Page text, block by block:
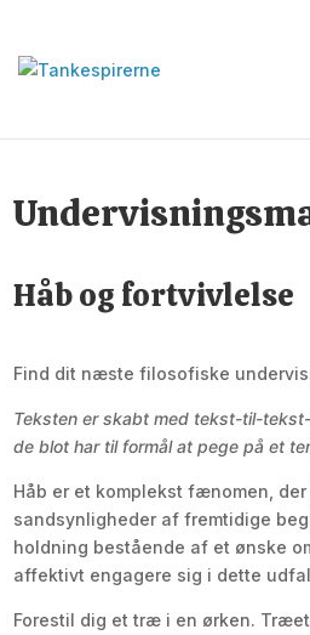
Håb og fortvivlelse
Find dit næste filosofiske
Teksten er skabt med tekst-til-
de blot har til formål at pege på et
Håb er et komplekst fænomen,
sandsynligheder af fremtidige
holdning bestående af et ønske
affektivt engagere sig i dette
Forestil dig et træ i en ørken.